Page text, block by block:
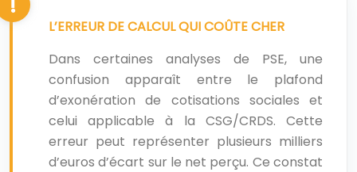
L’ERREUR DE CALCUL QUI COÛTE CHER
Dans certaines analyses de PSE, une
confusion apparaît entre le plafond
d’exonération de cotisations sociales et
celui applicable à la CSG/CRDS. Cette
erreur peut représenter plusieurs milliers
d’euros d’écart sur le net perçu. Ce constat